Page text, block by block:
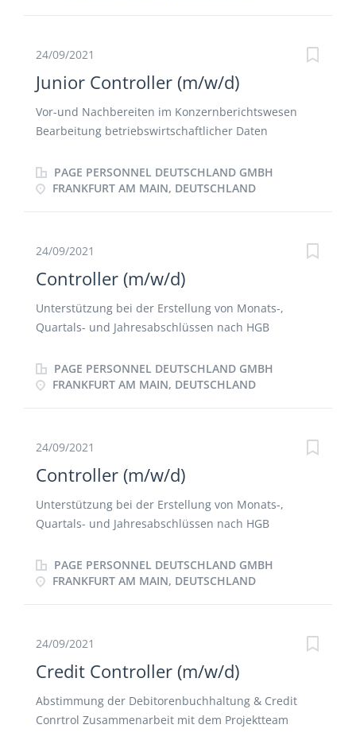
Gesellschaften
aussagekräftigen Jahresplanung und rollierender
Maßnahmen zur Sicherstellung der finanziellen
Zielerreichung Aktive Begleitung von
Investitionsvorhaben Vorbereitung und Tracking der
der relevanten Kennzahlen Mitarbeit bei der
Entwicklung zukunftsfähiger Controllinginstrumente
24/09/2021
Junior Controller (m/w/d)
Vor-und Nachbereiten im Konzernberichtswesen
Bearbeitung betriebswirtschaftlicher Daten
Erarbeitung und Optimierung von Kennzahlen
Stetige Weiterentwicklung der Prozesse und
Kennzahlen
PAGE PERSONNEL DEUTSCHLAND GMBH
FRANKFURT AM MAIN, DEUTSCHLAND
24/09/2021
Controller (m/w/d)
Unterstützung bei der Erstellung von Monats-,
Quartals- und Jahresabschlüssen nach HGB
Erstellung von regelmäßigen internen Reportings
und ad-hoc Analysen Erstellung von Kalkulationen
zur Rechnungsstellung
PAGE PERSONNEL DEUTSCHLAND GMBH
FRANKFURT AM MAIN, DEUTSCHLAND
24/09/2021
Controller (m/w/d)
Unterstützung bei der Erstellung von Monats-,
Quartals- und Jahresabschlüssen nach HGB
Erstellung von regelmäßigen internen Reportings
und ad-hoc Analysen Erstellung von Kalkulationen
zur Rechnungsstellung Interner sowie externer
PAGE PERSONNEL DEUTSCHLAND GMBH
FRANKFURT AM MAIN, DEUTSCHLAND
24/09/2021
Credit Controller (m/w/d)
Abstimmung der Debitorenbuchhaltung & Credit
Conrtrol Zusammenarbeit mit dem Projektteam